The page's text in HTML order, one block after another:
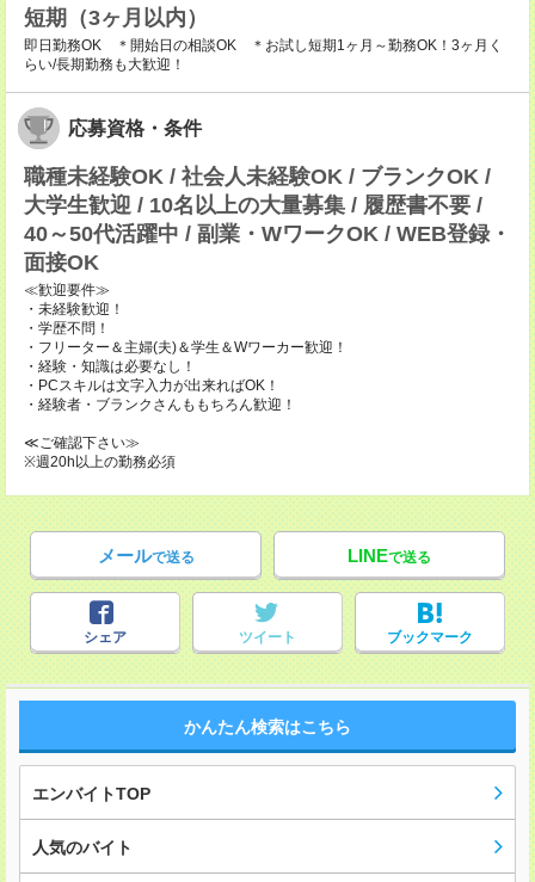
短期（3ヶ月以内）
即日勤務OK ＊開始日の相談OK ＊お試し短期1ヶ月～勤務OK！3ヶ月く
らい/長期勤務も大歓迎！
応募資格・条件
職種未経験OK / 社会人未経験OK / ブランクOK /
大学生歓迎 / 10名以上の大量募集 / 履歴書不要 /
40～50代活躍中 / 副業・WワークOK / WEB登録・
面接OK
≪歓迎要件≫
・未経験歓迎！
・学歴不問！
・フリーター＆主婦(夫)＆学生＆Wワーカー歓迎！
・経験・知識は必要なし！
・PCスキルは文字入力が出来ればOK！
・経験者・ブランクさんももちろん歓迎！
≪ご確認下さい≫
※週20h以上の勤務必須
メールで送る LINEで送る
シェア ツイート ブックマーク
かんたん検索はこちら
エンバイトTOP
人気のバイト